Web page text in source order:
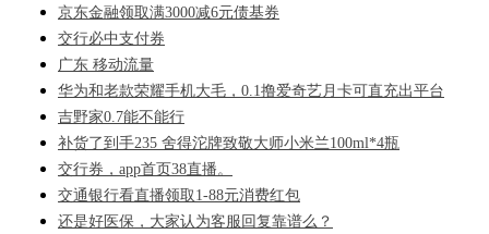
京东金融领取满3000减6元债基券
交行必中支付券
广东 移动流量
华为和老款荣耀手机大毛，0.1撸爱奇艺月卡可直充出平台
吉野家0.7能不能行
补货了到手235 舍得沱牌致敬大师小米兰100ml*4瓶
交行券，app首页38直播。
交通银行看直播领取1-88元消费红包
还是好医保，大家认为客服回复靠谱么？